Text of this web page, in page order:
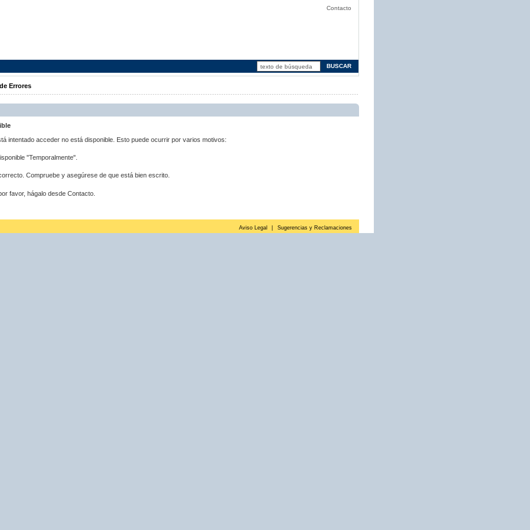
Contacto
Errores
intentado acceder no está disponible. Esto puede ocurrir por varios motivos:
"Temporalmente".
Compruebe y asegúrese de que está bien escrito.
favor, hágalo desde Contacto.
Aviso Legal Sugerencias y Reclamaciones